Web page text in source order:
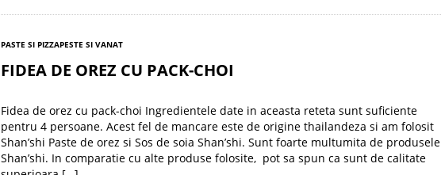
PASTE SI PIZZAPESTE SI VANAT
FIDEA DE OREZ CU PACK-CHOI
Fidea de orez cu pack-choi Ingredientele date in aceasta reteta sunt suficiente
pentru 4 persoane. Acest fel de mancare este de origine thailandeza si am folosit
Shan’shi Paste de orez si Sos de soia Shan’shi. Sunt foarte multumita de produsele
Shan’shi. In comparatie cu alte produse folosite, pot sa spun ca sunt de calitate